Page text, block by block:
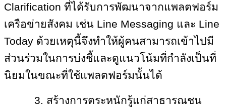
Clarification ที่ได้รับการพัฒนาจากแพลตฟอร์ม
เครือข่ายสังคม เช่น Line Messaging และ Line
Today ด้วยเหตุนี้จึงทำให้ผู้คนสามารถเข้าไปมี
ส่วนร่วมในการบ่งชี้และดูแนวโน้มที่กำลังเป็นที่
นิยมในขณะที่ใช้แพลตฟอร์มนั้นได้
3. สร้างการตระหนักรู้แก่สาธารณชน